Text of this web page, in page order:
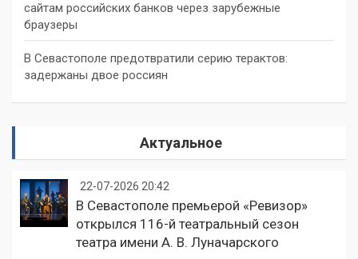
сайтам российских банков через зарубежные
браузеры
В Севастополе предотвратили серию терактов:
задержаны двое россиян
Актуальное
22-07-2026 20:42
В Севастополе премьерой «Ревизор»
открылся 116-й театральный сезон
театра имени А. В. Луначарского